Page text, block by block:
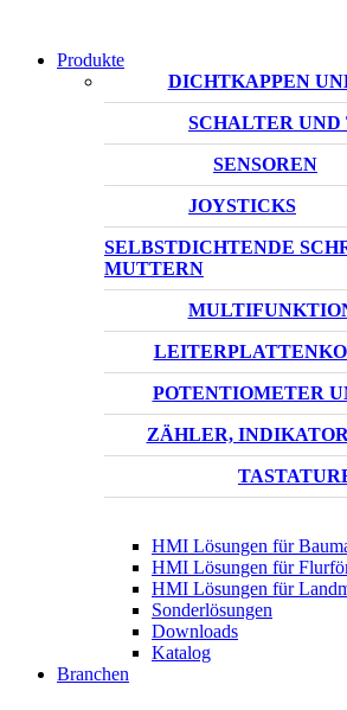
Produkte
DICHTKAPPEN
SCHALTER UND
SENSOREN
JOYSTICKS
SELBSTDICHTENDE
MUTTERN
POTENTIOMETER
ZÄHLER,
HMI Lösungen für
HMI Lösungen für
HMI Lösungen für
Sonderlösungen
Downloads
Katalog
Branchen